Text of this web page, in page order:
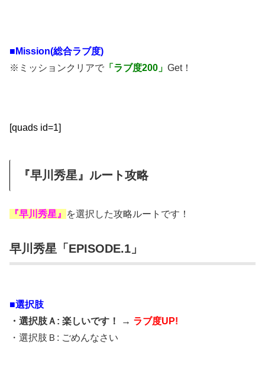
■Mission(総合ラブ度)
※ミッションクリアで 「ラブ度200」 Get！
[quads id=1]
『早川秀星』ルート攻略
『早川秀星』 を選択した攻略ルートです！
早川秀星「EPISODE.1」
■選択肢
・選択肢Ａ: 楽しいです！ → ラブ度UP!
・選択肢Ｂ: ごめんなさい